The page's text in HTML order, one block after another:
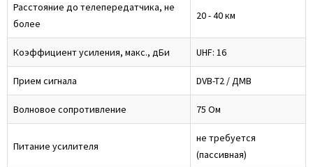
Расстояние до телепередатчика, не
более
20 - 40 км
Коэффициент усиления, макс., дБи UHF: 16
Прием сигнала DVB-T2 / ДМВ
Волновое сопротивление 75 Ом
Питание усилителя
не требуется
(пассивная)